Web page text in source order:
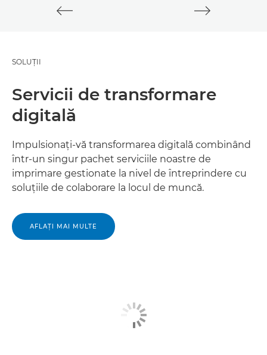
SOLUŢII
Servicii de transformare
digitală
Impulsionaţi-vă transformarea digitală combinând
într-un singur pachet serviciile noastre de
imprimare gestionate la nivel de întreprindere cu
soluţiile de colaborare la locul de muncă.
AFLAŢI MAI MULTE